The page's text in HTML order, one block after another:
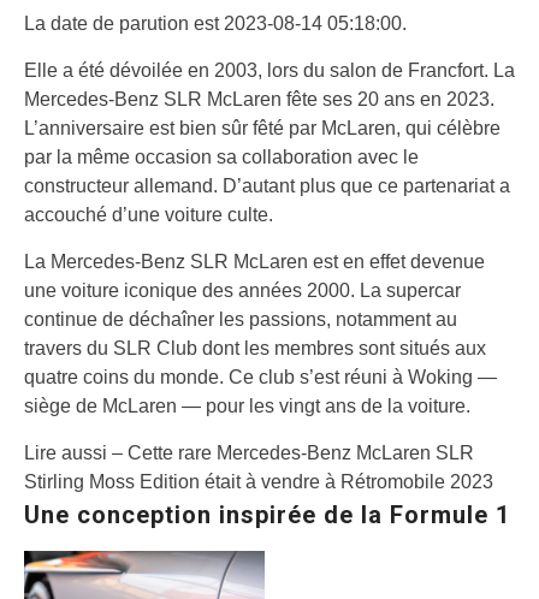
La date de parution est 2023-08-14 05:18:00.
Elle a été dévoilée en 2003, lors du salon de Francfort. La
Mercedes-Benz SLR McLaren fête ses 20 ans en 2023.
L’anniversaire est bien sûr fêté par McLaren, qui célèbre
par la même occasion sa collaboration avec le
constructeur allemand. D’autant plus que ce partenariat a
accouché d’une voiture culte.
La Mercedes-Benz SLR McLaren est en effet devenue
une voiture iconique des années 2000. La supercar
continue de déchaîner les passions, notamment au
travers du SLR Club dont les membres sont situés aux
quatre coins du monde. Ce club s’est réuni à Woking —
siège de McLaren — pour les vingt ans de la voiture.
Lire aussi – Cette rare Mercedes-Benz McLaren SLR
Stirling Moss Edition était à vendre à Rétromobile 2023
Une conception inspirée de la Formule 1